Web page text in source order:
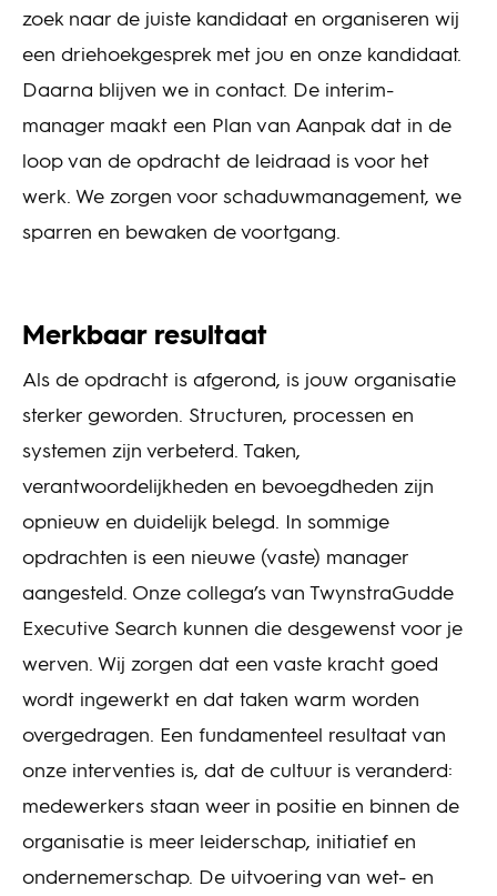
zoek naar de juiste kandidaat en organiseren wij
een driehoekgesprek met jou en onze kandidaat.
Daarna blijven we in contact. De interim-
manager maakt een Plan van Aanpak dat in de
loop van de opdracht de leidraad is voor het
werk. We zorgen voor schaduwmanagement, we
sparren en bewaken de voortgang.
Merkbaar resultaat
Als de opdracht is afgerond, is jouw organisatie
sterker geworden. Structuren, processen en
systemen zijn verbeterd. Taken,
verantwoordelijkheden en bevoegdheden zijn
opnieuw en duidelijk belegd. In sommige
opdrachten is een nieuwe (vaste) manager
aangesteld. Onze collega’s van TwynstraGudde
Executive Search kunnen die desgewenst voor je
werven. Wij zorgen dat een vaste kracht goed
wordt ingewerkt en dat taken warm worden
overgedragen. Een fundamenteel resultaat van
onze interventies is, dat de cultuur is veranderd:
medewerkers staan weer in positie en binnen de
organisatie is meer leiderschap, initiatief en
ondernemerschap. De uitvoering van wet- en